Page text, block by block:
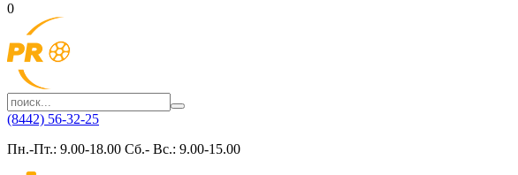
0
(8442) 56-32-25
Пн.-Пт.: 9.00-18.00 Сб.- Вс.: 9.00-15.00